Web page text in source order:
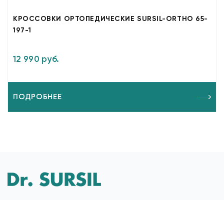
КРОССОВКИ ОРТОПЕДИЧЕСКИЕ SURSIL-ORTHO 65-
197-1
12 990 руб.
ПОДРОБНЕЕ